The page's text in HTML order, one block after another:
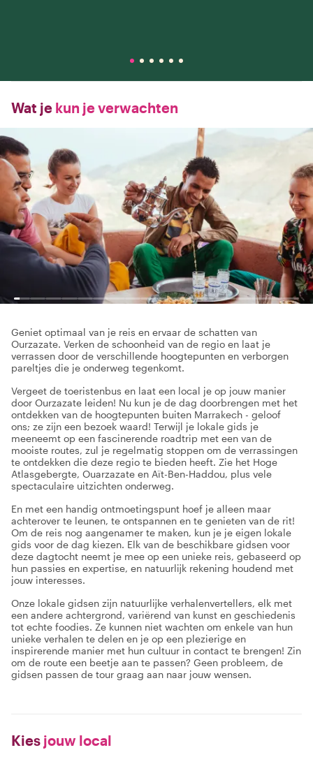
Wat je kun je verwachten
Geniet optimaal van je reis en ervaar de schatten van
Ourzazate. Verken de schoonheid van de regio en laat je
verrassen door de verschillende hoogtepunten en verborgen
pareltjes die je onderweg tegenkomt.
Vergeet de toeristenbus en laat een local je op jouw manier
door Ourzazate leiden! Nu kun je de dag doorbrengen met het
ontdekken van de hoogtepunten buiten Marrakech - geloof
ons; ze zijn een bezoek waard! Terwijl je lokale gids je
meeneemt op een fascinerende roadtrip met een van de
mooiste routes, zul je regelmatig stoppen om de verrassingen
te ontdekken die deze regio te bieden heeft. Zie het Hoge
Atlasgebergte, Ouarzazate en Aït-Ben-Haddou, plus vele
spectaculaire uitzichten onderweg.
En met een handig ontmoetingspunt hoef je alleen maar
achterover te leunen, te ontspannen en te genieten van de rit!
Om de reis nog aangenamer te maken, kun je je eigen lokale
gids voor de dag kiezen. Elk van de beschikbare gidsen voor
deze dagtocht neemt je mee op een unieke reis, gebaseerd op
hun passies en expertise, en natuurlijk rekening houdend met
jouw interesses.
Onze lokale gidsen zijn natuurlijke verhalenvertellers, elk met
een andere achtergrond, variërend van kunst en geschiedenis
tot echte foodies. Ze kunnen niet wachten om enkele van hun
unieke verhalen te delen en je op een plezierige en
inspirerende manier met hun cultuur in contact te brengen! Zin
om de route een beetje aan te passen? Geen probleem, de
gidsen passen de tour graag aan naar jouw wensen.
Kies jouw local